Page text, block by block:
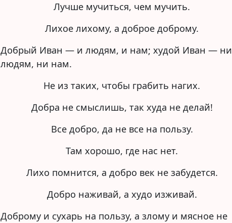
Лучше мучиться, чем мучить.
Лихое лихому, а доброе доброму.
Добрый Иван — и людям, и нам; худой Иван — ни
людям, ни нам.
Не из таких, чтобы грабить нагих.
Добра не смыслишь, так худа не делай!
Все добро, да не все на пользу.
Там хорошо, где нас нет.
Лихо помнится, а добро век не забудется.
Добро наживай, а худо изживай.
Доброму и сухарь на пользу, а злому и мясное не